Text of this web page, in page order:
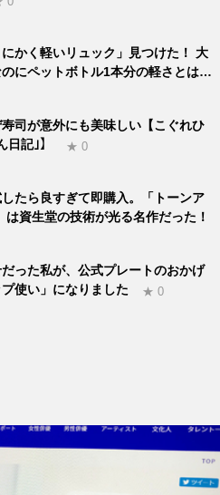
かく軽いリュック」見つけた！ 大
にペットボトル1本分の軽さとは…
司が意外にも美味しい【こぐれひ
日記｣】
★ 0
たら良すぎて即購入。「トーンア
は資生堂の技術が光る名作だった！
った私が、公式プレートのおかげ
使い」になりました
★ 0